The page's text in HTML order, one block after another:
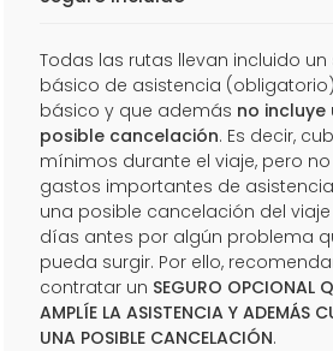
Todas las rutas llevan incluido un
básico de asistencia
básico y que además no incluye
posible cancelación. Es decir,
mínimos durante el viaje, pero
gastos importantes de
una posible cancelación del
días antes por algún problema
pueda surgir. Por ello,
contratar un SEGURO OPCIONAL
AMPLÍE LA ASISTENCIA Y ADEMÁS
UNA POSIBLE CANCELACIÓN.